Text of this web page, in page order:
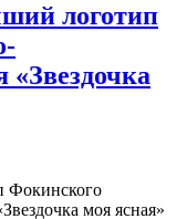
логотип
«Звездочка